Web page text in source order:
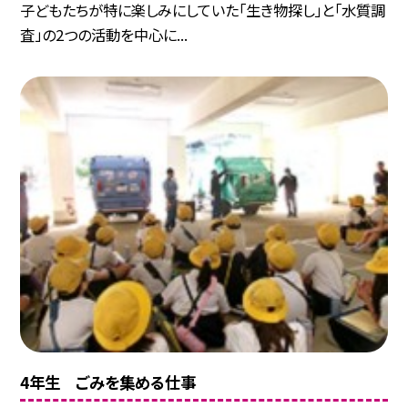
子どもたちが特に楽しみにしていた「生き物探し」と「水質調
査」の2つの活動を中心に...
4年生 ごみを集める仕事